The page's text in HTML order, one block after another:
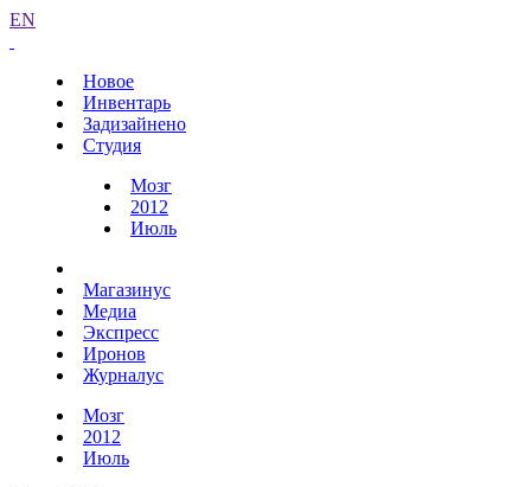
EN
Новое
Инвентарь
Задизайнено
Студия
Мозг
2012
Июль
Магазинус
Медиа
Экспресс
Иронов
Журналус
Мозг
2012
Июль